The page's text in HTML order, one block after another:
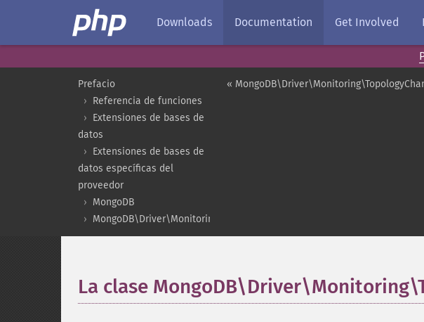
Downloads Documentation Get Involved
«
Prefacio
Referencia de funciones
Extensiones de bases de
datos
Extensiones de bases de
datos específicas del
proveedor
MongoDB
MongoDB\Driver\Monitoring
La clase